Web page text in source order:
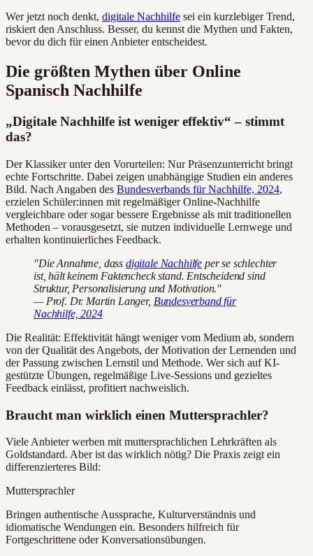
Wer jetzt noch denkt, digitale Nachhilfe sei ein kurzlebiger Trend,
riskiert den Anschluss. Besser, du kennst die Mythen und Fakten,
bevor du dich für einen Anbieter entscheidest.
Die größten Mythen über Online
Spanisch Nachhilfe
„Digitale Nachhilfe ist weniger effektiv“ – stimmt
das?
Der Klassiker unter den Vorurteilen: Nur Präsenzunterricht bringt
echte Fortschritte. Dabei zeigen unabhängige Studien ein anderes
Bild. Nach Angaben des Bundesverbands für Nachhilfe, 2024,
erzielen Schüler:innen mit regelmäßiger Online-Nachhilfe
vergleichbare oder sogar bessere Ergebnisse als mit traditionellen
Methoden – vorausgesetzt, sie nutzen individuelle Lernwege und
erhalten kontinuierliches Feedback.
"Die Annahme, dass digitale Nachhilfe per se schlechter
ist, hält keinem Faktencheck stand. Entscheidend sind
Struktur, Personalisierung und Motivation."
— Prof. Dr. Martin Langer, Bundesverband für
Nachhilfe, 2024
Die Realität: Effektivität hängt weniger vom Medium ab, sondern
von der Qualität des Angebots, der Motivation der Lernenden und
der Passung zwischen Lernstil und Methode. Wer sich auf KI-
gestützte Übungen, regelmäßige Live-Sessions und gezieltes
Feedback einlässt, profitiert nachweislich.
Braucht man wirklich einen Muttersprachler?
Viele Anbieter werben mit muttersprachlichen Lehrkräften als
Goldstandard. Aber ist das wirklich nötig? Die Praxis zeigt ein
differenzierteres Bild:
Muttersprachler
Bringen authentische Aussprache, Kulturverständnis und
idiomatische Wendungen ein. Besonders hilfreich für
Fortgeschrittene oder Konversationsübungen.